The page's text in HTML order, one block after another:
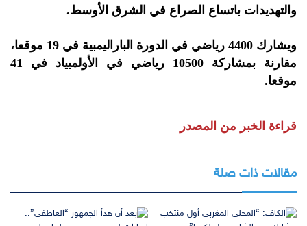
والتهديدات باتساع الصراع في الشرق الأوسط.
ويشارك 4400 رياضي في الدورة الباراليمبية في 19 موقعا،
مقارنة بمشاركة 10500 رياضي في الأولمبياد في 41
موقعا.
قراءة الخبر من المصدر
مقالات ذات صلة